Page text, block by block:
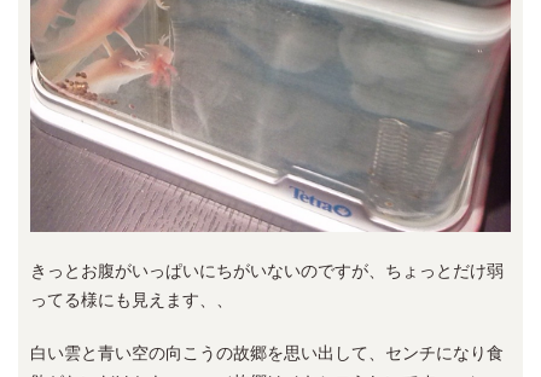
きっとお腹がいっぱいにちがいないのですが、ちょっとだけ弱
ってる様にも見えます、、
白い雲と青い空の向こうの故郷を思い出して、センチになり食